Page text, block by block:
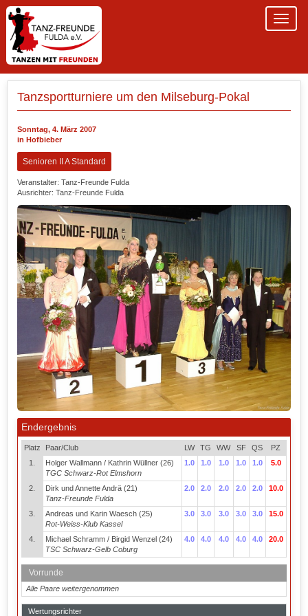
Tanzsportturniere um den Milseburg-Pokal
Sonntag, 4. März 2007
in Hofbieber
Senioren II A Standard
Veranstalter: Tanz-Freunde Fulda
Ausrichter: Tanz-Freunde Fulda
Endergebnis
Platz Paar/Club LW TG WW SF QS
PZ
1.
Holger Wallmann / Kathrin Wüllner (26)
TGC Schwarz-Rot Elmshorn
1.0 1.0 1.0 1.0 1.0 5.0
2.
Dirk und Annette Andrä (21)
Tanz-Freunde Fulda
2.0 2.0 2.0 2.0 2.0 10.0
3.
Andreas und Karin Waesch (25)
Rot-Weiss-Klub Kassel
3.0 3.0 3.0 3.0 3.0 15.0
4.
Michael Schramm / Birgid Wenzel (24)
TSC Schwarz-Gelb Coburg
4.0 4.0 4.0 4.0 4.0 20.0
Vorrunde
Alle Paare weitergenommen
Wertungsrichter